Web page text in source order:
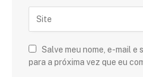
Salve meu nome, e-mail
para a próxima vez que eu